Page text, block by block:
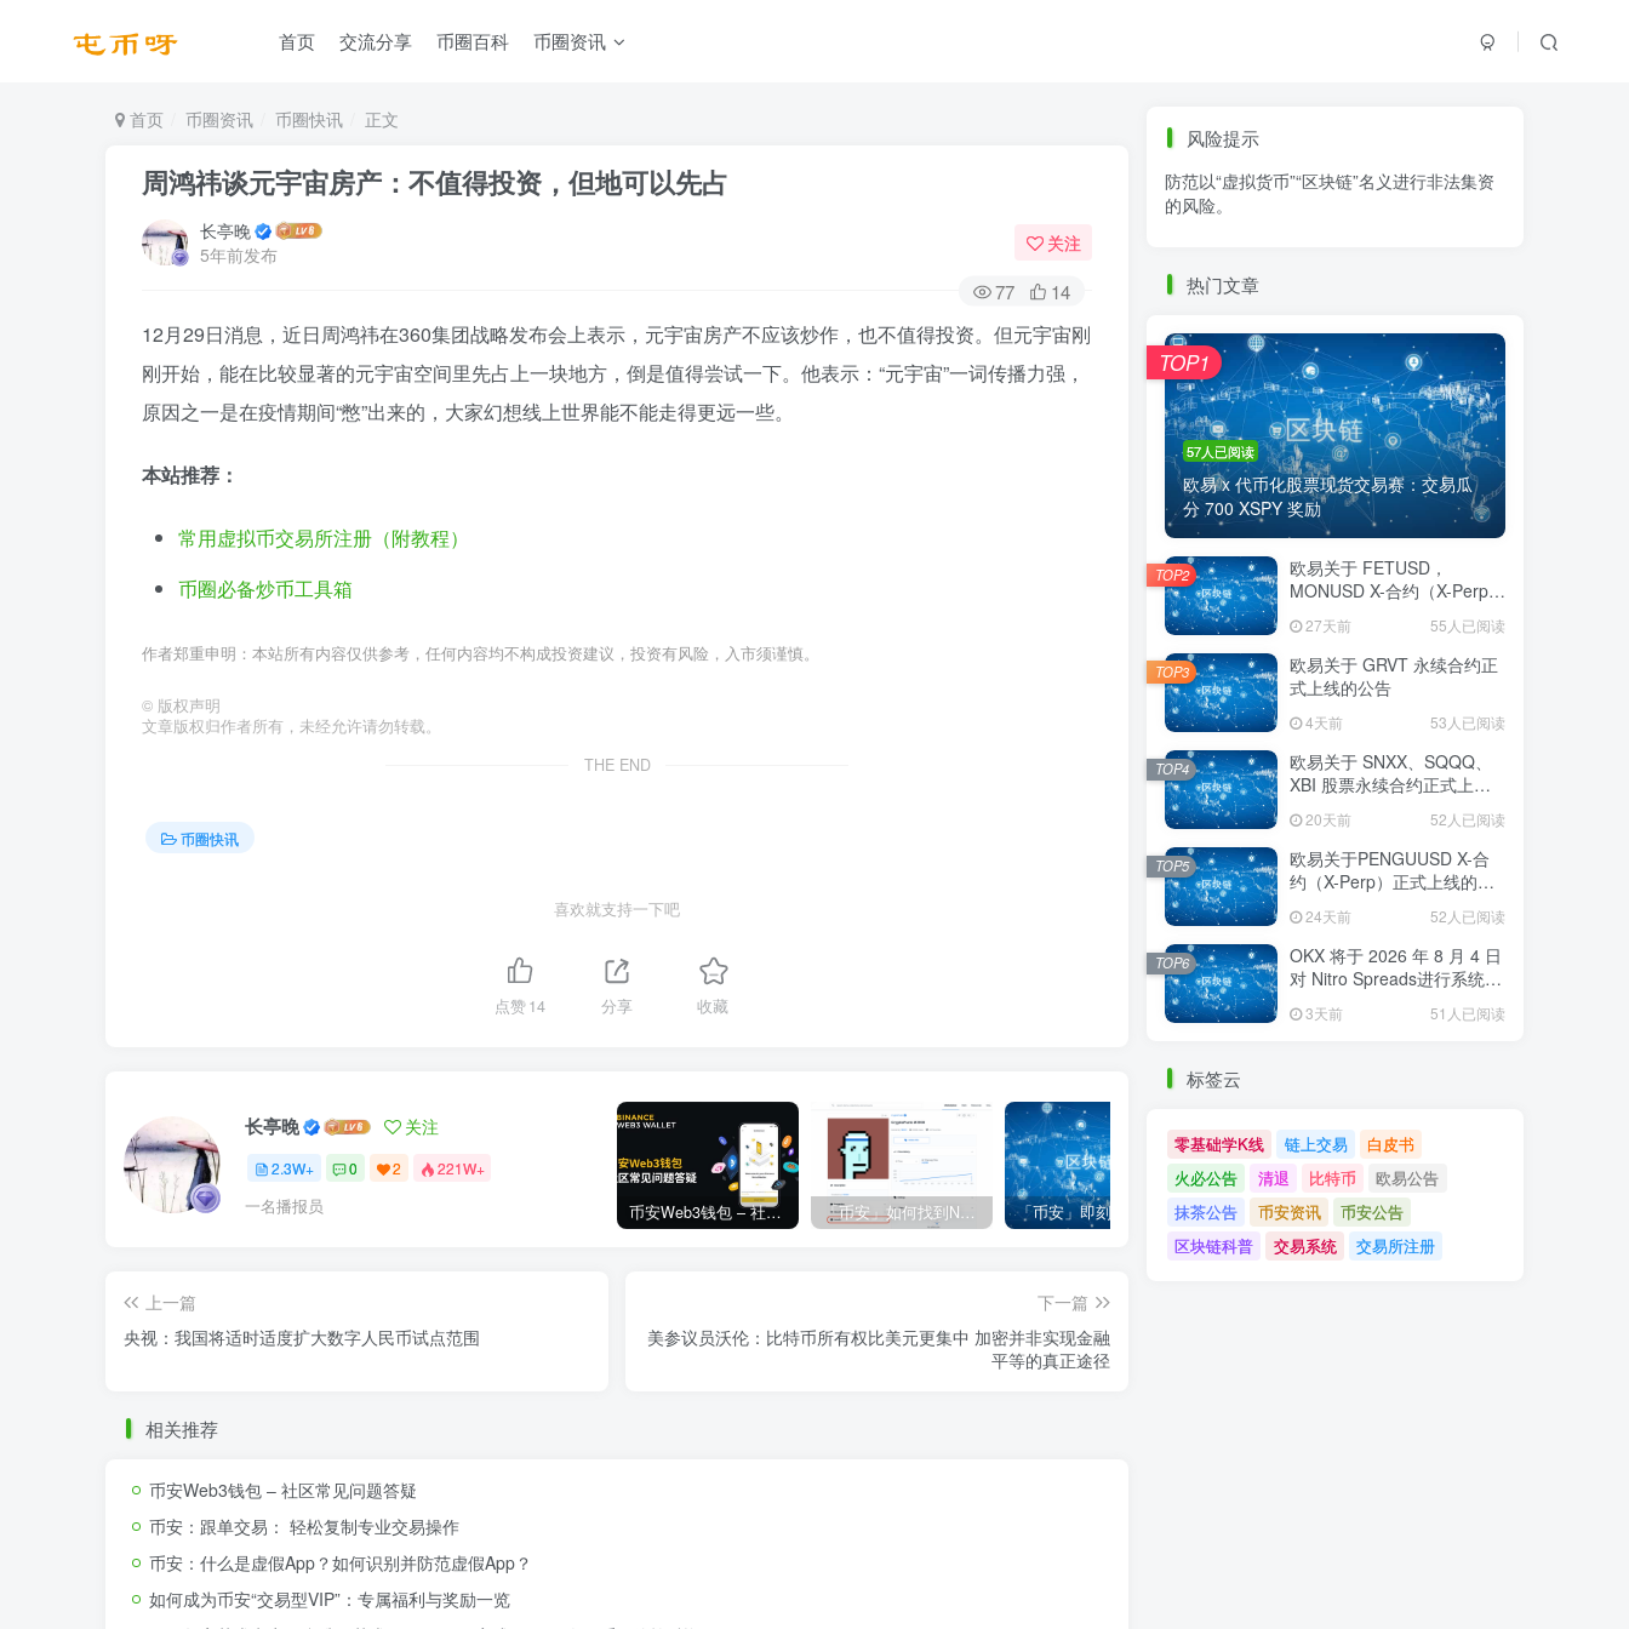
首页 交流分享 币圈百科 币圈资讯
首页 币圈资讯 币圈快讯 正文
周鸿祎谈元宇宙房产：不值得投资，但地可以先占
长亭晚
5年前发布
关注
77 14
12月29日消息，近日周鸿祎在360集团战略发布会上表示，元宇宙房产不应该炒作，也不值得投资。但元宇宙刚
刚开始，能在比较显著的元宇宙空间里先占上一块地方，倒是值得尝试一下。他表示：“元宇宙”一词传播力强，
原因之一是在疫情期间“憋”出来的，大家幻想线上世界能不能走得更远一些。
本站推荐：
常用虚拟币交易所注册（附教程）
币圈必备炒币工具箱
作者郑重申明：本站所有内容仅供参考，任何内容均不构成投资建议，投资有风险，入市须谨慎。
© 版权声明
文章版权归作者所有，未经允许请勿转载。
THE END
币圈快讯
喜欢就支持一下吧
点赞14 分享 收藏
长亭晚 关注
2.3W+ 0 2 221W+
一名播报员 币安Web3钱包 – 社区常见问题答疑 「币安」如何找到NFT合约地址？ 「欧易OKX」关于支持BNB Smart Chain（BEP20）网络升级和硬分叉的公告
上一篇
央视：我国将适时适度扩大数字人民币试点范围
下一篇
美参议员沃伦：比特币所有权比美元更集中 加密并非实现金融
平等的真正途径
相关推荐
币安Web3钱包 – 社区常见问题答疑
币安：跟单交易： 轻松复制专业交易操作
币安：什么是虚假App？如何识别并防范虚假App？
如何成为币安“交易型VIP”：专属福利与奖励一览
零基础学K线 链上交易
白皮书
火必公告
区块链科普
风险提示
防范以“虚拟货币”“区块链”名义进行非法集资
的风险。
热门文章
57人已阅读
欧易 x 代币化股票现货交易赛：交易瓜
分 700 XSPY 奖励
TOP1
欧易关于 FETUSD，
MONUSD X-合约（X-Perp）
27天前 55人已阅读
TOP2
欧易关于 GRVT 永续合约正
式上线的公告
4天前 53人已阅读
TOP3
欧易关于 SNXX、SQQQ、
XBI 股票永续合约正式上线
20天前 52人已阅读
TOP4
欧易关于PENGUUSD X-合
约（X-Perp）正式上线的公
24天前 52人已阅读
TOP5
OKX 将于 2026 年 8 月 4 日
对 Nitro Spreads进行系统维
3天前 51人已阅读
TOP6
标签云
零基础学K线 链上交易
白皮书
火必公告
清退 比特币
欧易公告
抹茶公告
币安资讯
币安公告
区块链科普
交易系统 交易所注册